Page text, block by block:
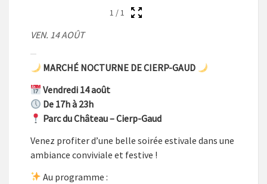
1 /1
VEN. 14 AOÛT
MARCHÉ NOCTURNE DE CIERP-GAUD
Vendredi 14 août
De 17h à 23h
Parc du Château – Cierp-Gaud
Venez profiter d’une belle soirée estivale dans une
ambiance conviviale et festive !
Au programme :